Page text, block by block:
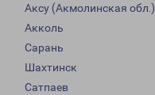
Аксу (Акмолинская обл.)
Акколь
Сарань
Шахтинск
Сатпаев